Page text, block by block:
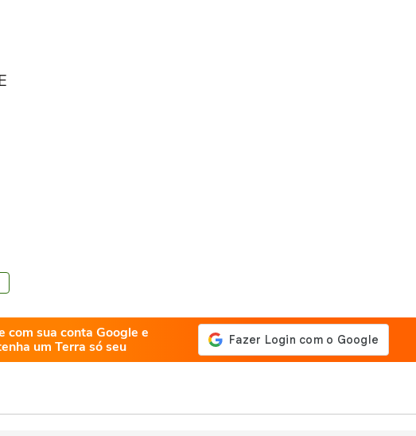
com sua conta Google e
um Terra só seu